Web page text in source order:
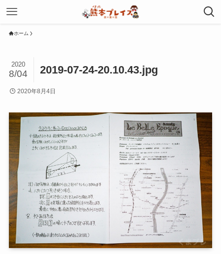
ホーム
2019-07-24-20.10.43.jpg
2020
8/04
2020年8月4日